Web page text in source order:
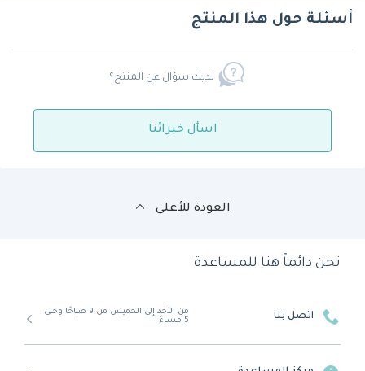
أسئلة حول هذا المنتج
لديك سؤال عن المنتج؟
اسأل خبرائنا
العودة للأعلى
نحن دائماً هنا للمساعدة
اتصل بنا
من الأحد إلى الخميس من 9 صباحًا وحتى
5 مساءً